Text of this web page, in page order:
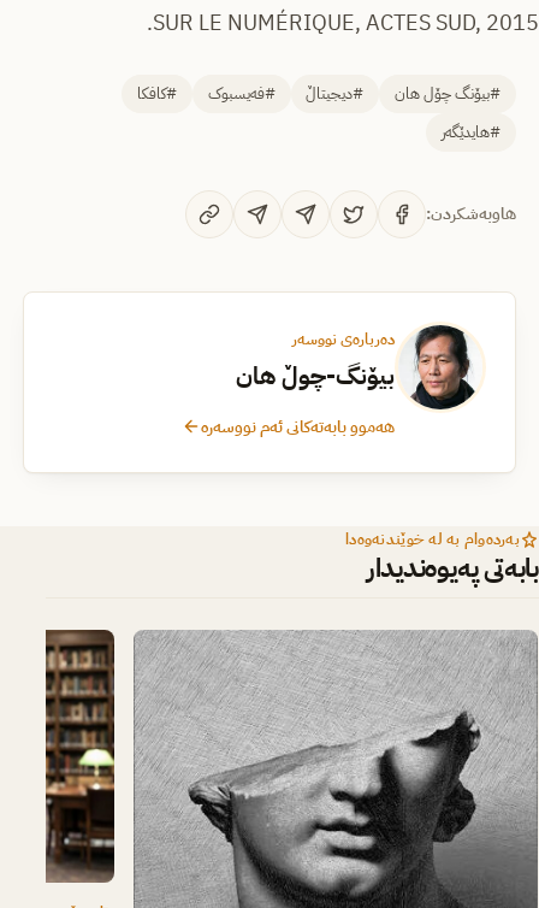
SUR LE NUMÉRIQUE, ACTES SUD, 2015.
#بیۆنگ چۆل هان #دیجیتاڵ #فەیسبوک
#کافکا
#هایدێگەر
هاوبەشکردن:
دەربارەی نووسەر
بیۆنگ-چوڵ هان
هەموو بابەتەکانی ئەم نووسەرە
بەردەوام بە لە خوێندنەوەدا
بابەتی پەیوەندیدار